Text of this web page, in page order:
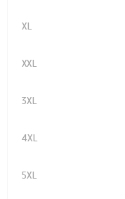
XL
XXL
3XL
4XL
5XL